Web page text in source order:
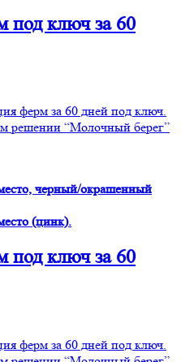
под ключ за 60
ферм за 60 дней под ключ.
решении “Молочный берег”
черный/окрашенный
(цинк).
под ключ за 60
ферм за 60 дней под ключ.